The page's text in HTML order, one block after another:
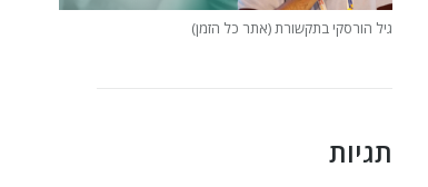
גיל הורסקי בתקשורת (אתר כל הזמן)
תגיות